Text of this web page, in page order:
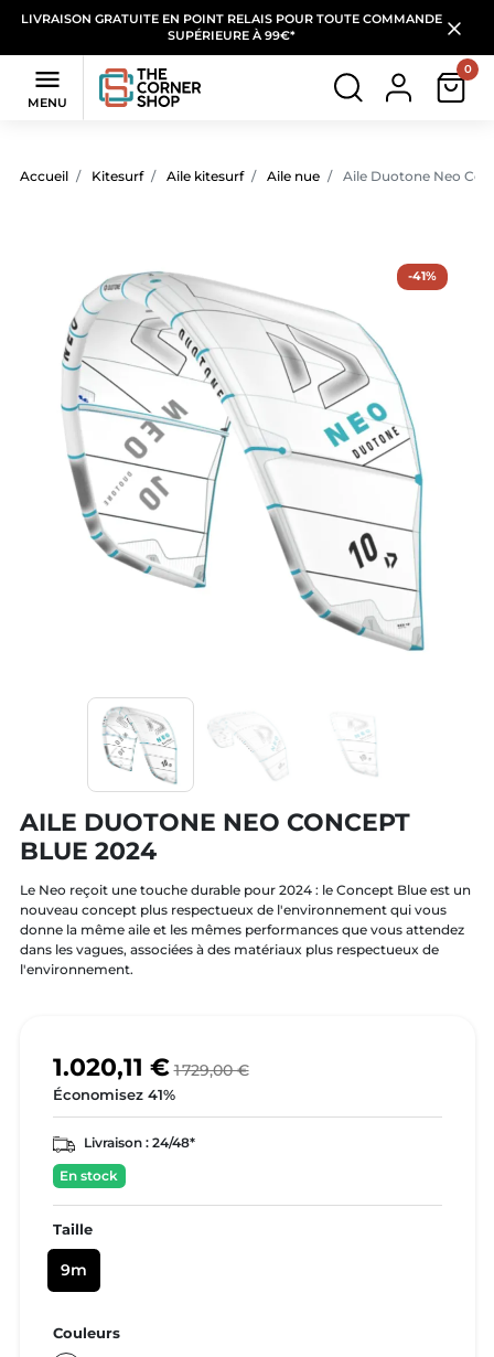
LIVRAISON GRATUITE EN POINT RELAIS POUR TOUTE COMMANDE
SUPÉRIEURE À 99€*

MENU
0
Accueil Kitesurf Aile kitesurf Aile nue Aile Duotone Neo
-41%
AILE DUOTONE NEO CONCEPT
BLUE 2024
Le Neo reçoit une touche durable pour 2024 : le Concept Blue est un
nouveau concept plus respectueux de l'environnement qui vous
donne la même aile et les mêmes performances que vous attendez
dans les vagues, associées à des matériaux plus respectueux de
l'environnement.
1.020,11 € 1 729,00 €
Économisez 41%
Livraison : 24/48*
En stock
Taille
9m
Couleurs